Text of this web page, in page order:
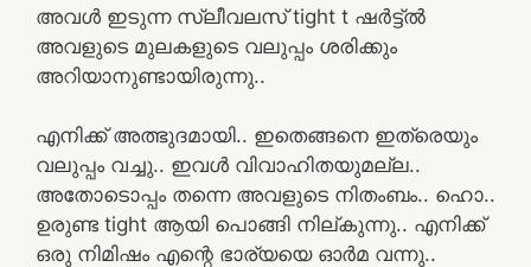
അവൾ ഇടുന്ന സ്ലീവലസ് tight t ഷർട്ട്‌ൽ
അവളുടെ മുലകളുടെ വലുപ്പം ശരിക്കും
അറിയാനുണ്ടായിരുന്നു..
എനിക്ക് അത്ഭുദമായി.. ഇതെങ്ങനെ ഇത്രെയും
വലുപ്പം വച്ചു.. ഇവൾ വിവാഹിതയുമല്ല..
അതോടൊപ്പം തന്നെ അവളുടെ നിതംബം.. ഹൊ..
ഉരുണ്ട tight ആയി പൊങ്ങി നില്കുന്നു.. എനിക്ക്
ഒരു നിമിഷം എന്റെ ഭാര്യയെ ഓർമ വന്നു..